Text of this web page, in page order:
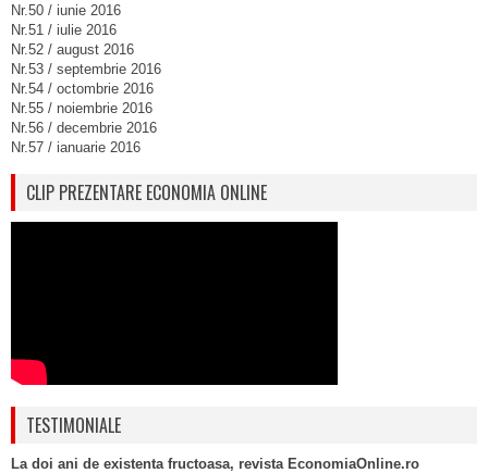
Nr.50 / iunie 2016
Nr.51 / iulie 2016
Nr.52 / august 2016
Nr.53 / septembrie 2016
Nr.54 / octombrie 2016
Nr.55 / noiembrie 2016
Nr.56 / decembrie 2016
Nr.57 / ianuarie 2016
CLIP PREZENTARE ECONOMIA ONLINE
TESTIMONIALE
La doi ani de existenta fructoasa, revista EconomiaOnline.ro